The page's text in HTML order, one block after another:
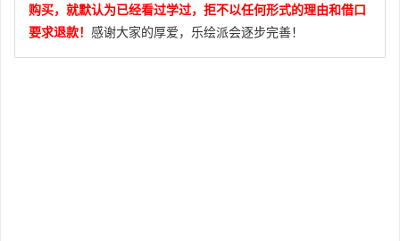
购买，就默认为已经看过学过，拒不以任何形式的理由和借口
要求退款！ 感谢大家的厚爱，乐绘派会逐步完善！